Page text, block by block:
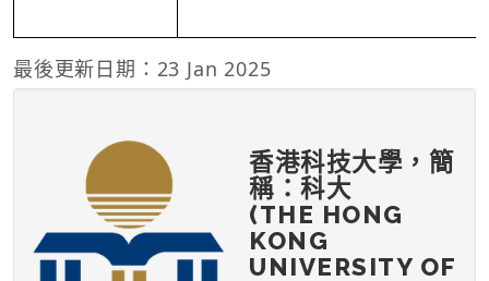
最後更新日期：23 Jan 2025
香港科技大學，簡
稱：科大
(THE HONG
KONG
UNIVERSITY OF